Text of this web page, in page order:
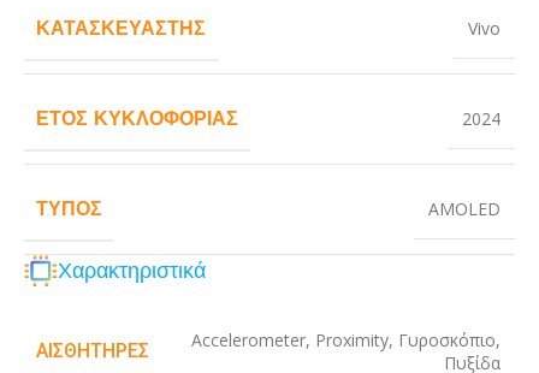
ΚΑΤΑΣΚΕΥΑΣΤΉΣ Vivo
ΈΤΟΣ ΚΥΚΛΟΦΟΡΊΑΣ 2024
ΤΎΠΟΣ AMOLED
Χαρακτηριστικά
ΑΙΣΘΗΤΉΡΕΣ Accelerometer, Proximity, Γυροσκόπιο,
Πυξίδα